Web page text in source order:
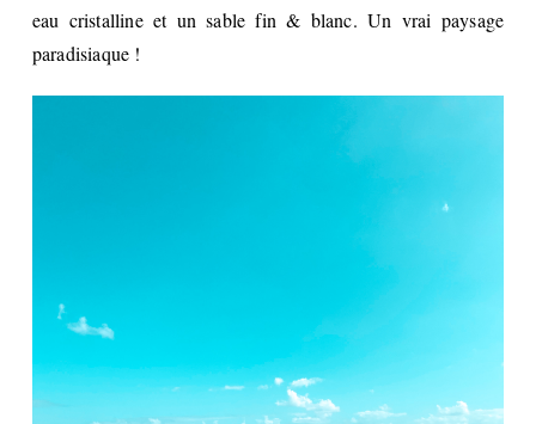
eau cristalline et un sable fin & blanc. Un vrai paysage
paradisiaque !